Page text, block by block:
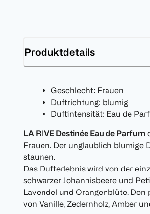
Produktdetails
Geschlecht: Frauen
Duftrichtung: blumig
Duftintensität: Eau de
LA RIVE Destinée Eau de Parfum
Frauen. Der unglaublich blumige
staunen.
Das Dufterlebnis wird von der
schwarzer Johannisbeere und
Lavendel und Orangenblüte.
von Vanille, Zedernholz, Amber